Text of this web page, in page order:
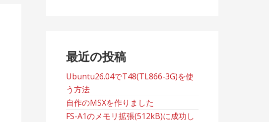
最近の投稿
Ubuntu26.04でT48(TL866-3G)を使
う方法
自作のMSXを作りました
FS-A1のメモリ拡張(512kB)に成功し